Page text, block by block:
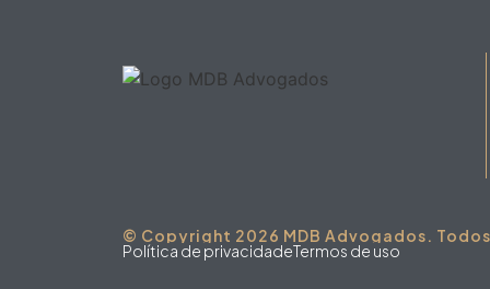
© Copyright 2026 MDB Advogados.
Política de privacidadeTermos de uso